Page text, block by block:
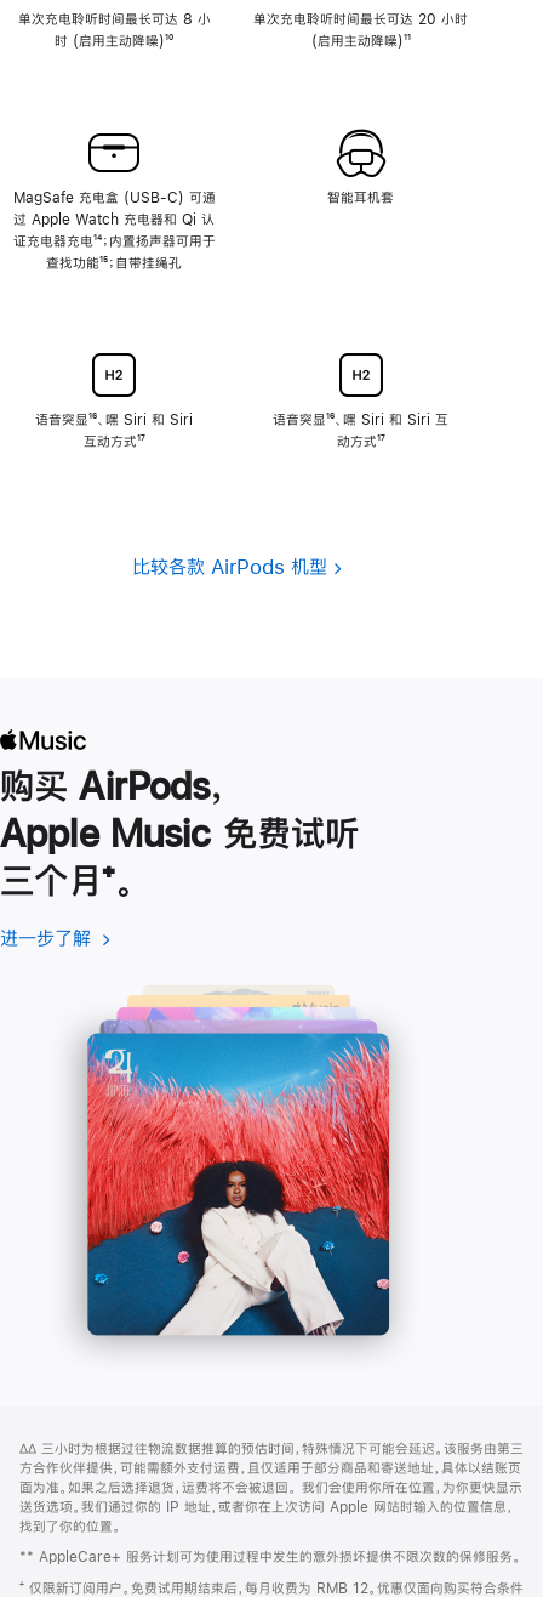
单次充电聆听时间最长可达 8 小
时 (启用主动降噪)脚
¹⁰
MagSafe 充电盒 (USB-C) 可通
过 Apple Watch 充电器和 Qi 认
证充电器充电脚
注
¹⁴；内置扬声器可用于
查找功能脚
¹⁵；自带挂绳孔
语音突显脚
注
¹⁶、嘿 Siri 和 Siri
互动方式脚
¹⁷
单次充电聆听时间最长可达 20 小时
(启用主动降噪)脚
¹¹
智能耳机套
语音突显脚
注
¹⁶、嘿 Siri 和 Siri 互
动方式脚
¹⁷
比较各款 AirPods 机型
购买 AirPods，
Apple Music 免费试听
三个月脚
注
⁺。
进一步了解 进
了
解
-
Apple
Music
(在
口
中
打
开)
页
页
脚
注
∆∆ 三小时为根据过往物流数据推算的预估时间，特殊情况下可能会延迟。该服务由第三
方合作伙伴提供，可能需额外支付运费，且仅适用于部分商品和寄送地址，具体以结账页
面为准。如果之后选择退货，运费将不会被退回。 我们会使用你所在位置，为你更快显示
送货选项。我们通过你的 IP 地址，或者你在上次访问 Apple 网站时输入的位置信息，
找到了你的位置。
** AppleCare+ 服务计划可为使用过程中发生的意外损坏提供不限次数的保修服务。
⁺ 仅限新订阅用户。免费试用期结束后，每月收费为 RMB 12。优惠仅面向购买符合条件